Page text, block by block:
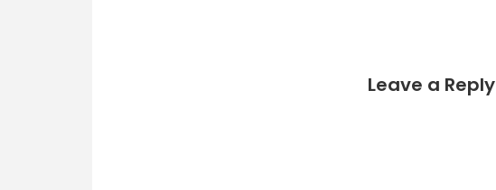
wenig durch die stadt auf
Leave a Reply